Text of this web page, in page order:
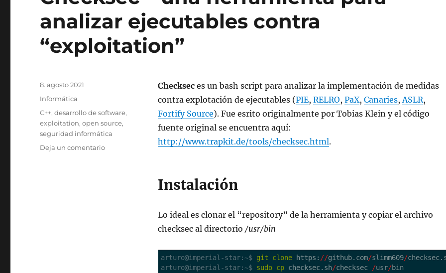
analizar ejecutables contra
“exploitation”
Checkseces un bash script para analizar la implementación de medidas
contra explotación de ejecutables (PIE, RELRO, PaX, Canaries,ASLR,
Fortify Source). Fue esrito originalmente por Tobias Klein y el código
fuente original se encuentra aquí:
http://www.trapkit.de/tools/checksec.html.
Instalación
Lo ideal es clonar el “repository” de la herramienta y copiar el archivo
checksec al directorio /usr/bin
arturo@imperial-star:~$ git clonehttps: //github.com/slimm609/
arturo@imperial-star:~$ sudo cpchecksec.sh/checksec /usr/bin
Publicado
8. agosto 2021
Categorías
Informática
Etiquetas
C++,desarrollo de software,
exploitation,open source,
seguridad informática
Deja un comentarioen